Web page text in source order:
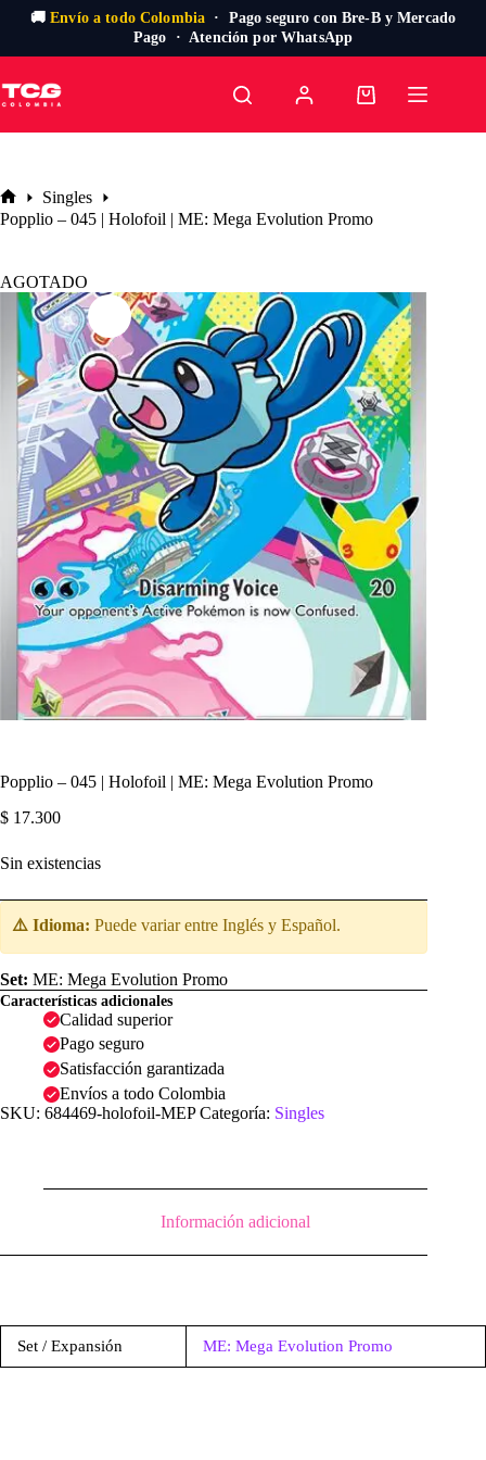
🚚Envío a todo Colombia · Pago seguro con Bre-B y Mercado
Pago · Atención por WhatsApp
al
contenido
Carro
Inicio
Singles
Popplio – 045 | Holofoil | ME: Mega Evolution Promo
AGOTADO
Popplio – 045 | Holofoil | ME: Mega Evolution Promo
$ 17.300
Sin existencias
⚠️ Idioma: Puede variar entre Inglés y Español.
Set: ME: Mega Evolution Promo
Características adicionales
Calidad superior
Pago seguro
Satisfacción garantizada
Envíos a todo Colombia
SKU: 684469-holofoil-MEP Categoría: Singles
Información adicional
Set / Expansión ME: Mega Evolution Promo